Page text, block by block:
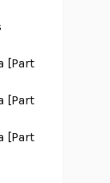
[Part
[Part
[Part